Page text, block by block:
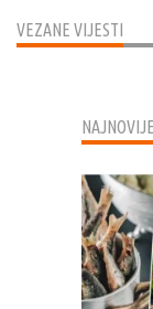
VEZANE VIJESTI
NAJNOVIJE